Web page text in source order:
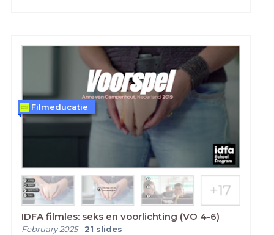
IDFA filmles: seks en voorlichting (VO 4-6)
February 2025- 21 slides
Filmeducatie